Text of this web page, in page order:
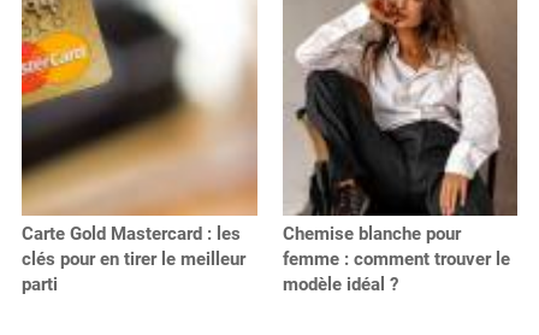
Carte Gold Mastercard : les
clés pour en tirer le meilleur
parti
Chemise blanche pour
femme : comment trouver le
modèle idéal ?